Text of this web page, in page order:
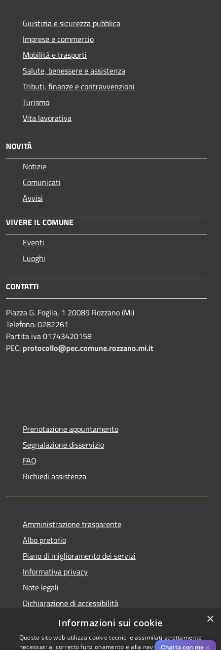
Giustizia e sicurezza pubblica
Imprese e commercio
Mobilità e trasporti
Salute, benessere e assistenza
Tributi, finanze e contravvenzioni
Turismo
Vita lavorativa
NOVITÀ
Notizie
Comunicati
Avvisi
VIVERE IL COMUNE
Eventi
Luoghi
CONTATTI
Piazza G. Foglia, 1 20089 Rozzano (Mi)
Telefono: 0282261
Partita iva 01743420158
PEC: protocollo@pec.comune.rozzano.mi.it
Prenotazione appuntamento
Segnalazione disservizio
FAQ
Richiedi assistenza
Amministrazione trasparente
Albo pretorio
Piano di miglioramento dei servizi
Informativa privacy
Note legali
Dichiarazione di accessibilità
Obiettivi di accessibilità per l'anno 2025
Chatta con me ✕
×
Informazioni sui cookie
Questo sito web utilizza cookie tecnici e assimilati strettamente
necessari al corretto funzionamento e alla navigazione del sito,